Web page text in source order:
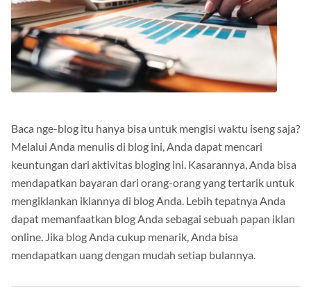
Baca nge-blog itu hanya bisa untuk mengisi waktu iseng saja?
Melalui Anda menulis di blog ini, Anda dapat mencari
keuntungan dari aktivitas bloging ini. Kasarannya, Anda bisa
mendapatkan bayaran dari orang-orang yang tertarik untuk
mengiklankan iklannya di blog Anda. Lebih tepatnya Anda
dapat memanfaatkan blog Anda sebagai sebuah papan iklan
online. Jika blog Anda cukup menarik, Anda bisa
mendapatkan uang dengan mudah setiap bulannya.